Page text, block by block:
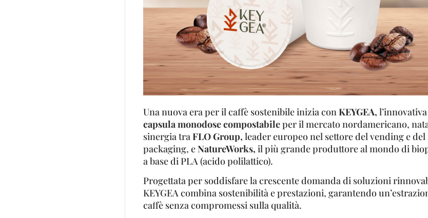
Una nuova era per il caffè sostenibile inizia con KEYGEA, l’innovativa
capsula monodose compostabileper il mercato nordamericano,
sinergia tra FLO Group, leader europeo nel settore del vending e del
packaging, eNatureWorks, il più grande produttore al mondo di
a base di PLA (acido polilattico).
Progettata per soddisfare la crescente domanda di soluzioni
KEYGEA combina sostenibilità e prestazioni, garantendo
caffè senza compromessi sulla qualità.